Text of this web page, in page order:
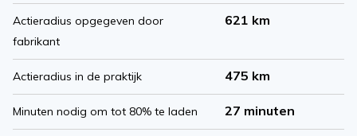
Actieradius opgegeven door
fabrikant
621 km
Actieradius in de praktijk 475 km
Minuten nodig om tot 80% te laden 27 minuten